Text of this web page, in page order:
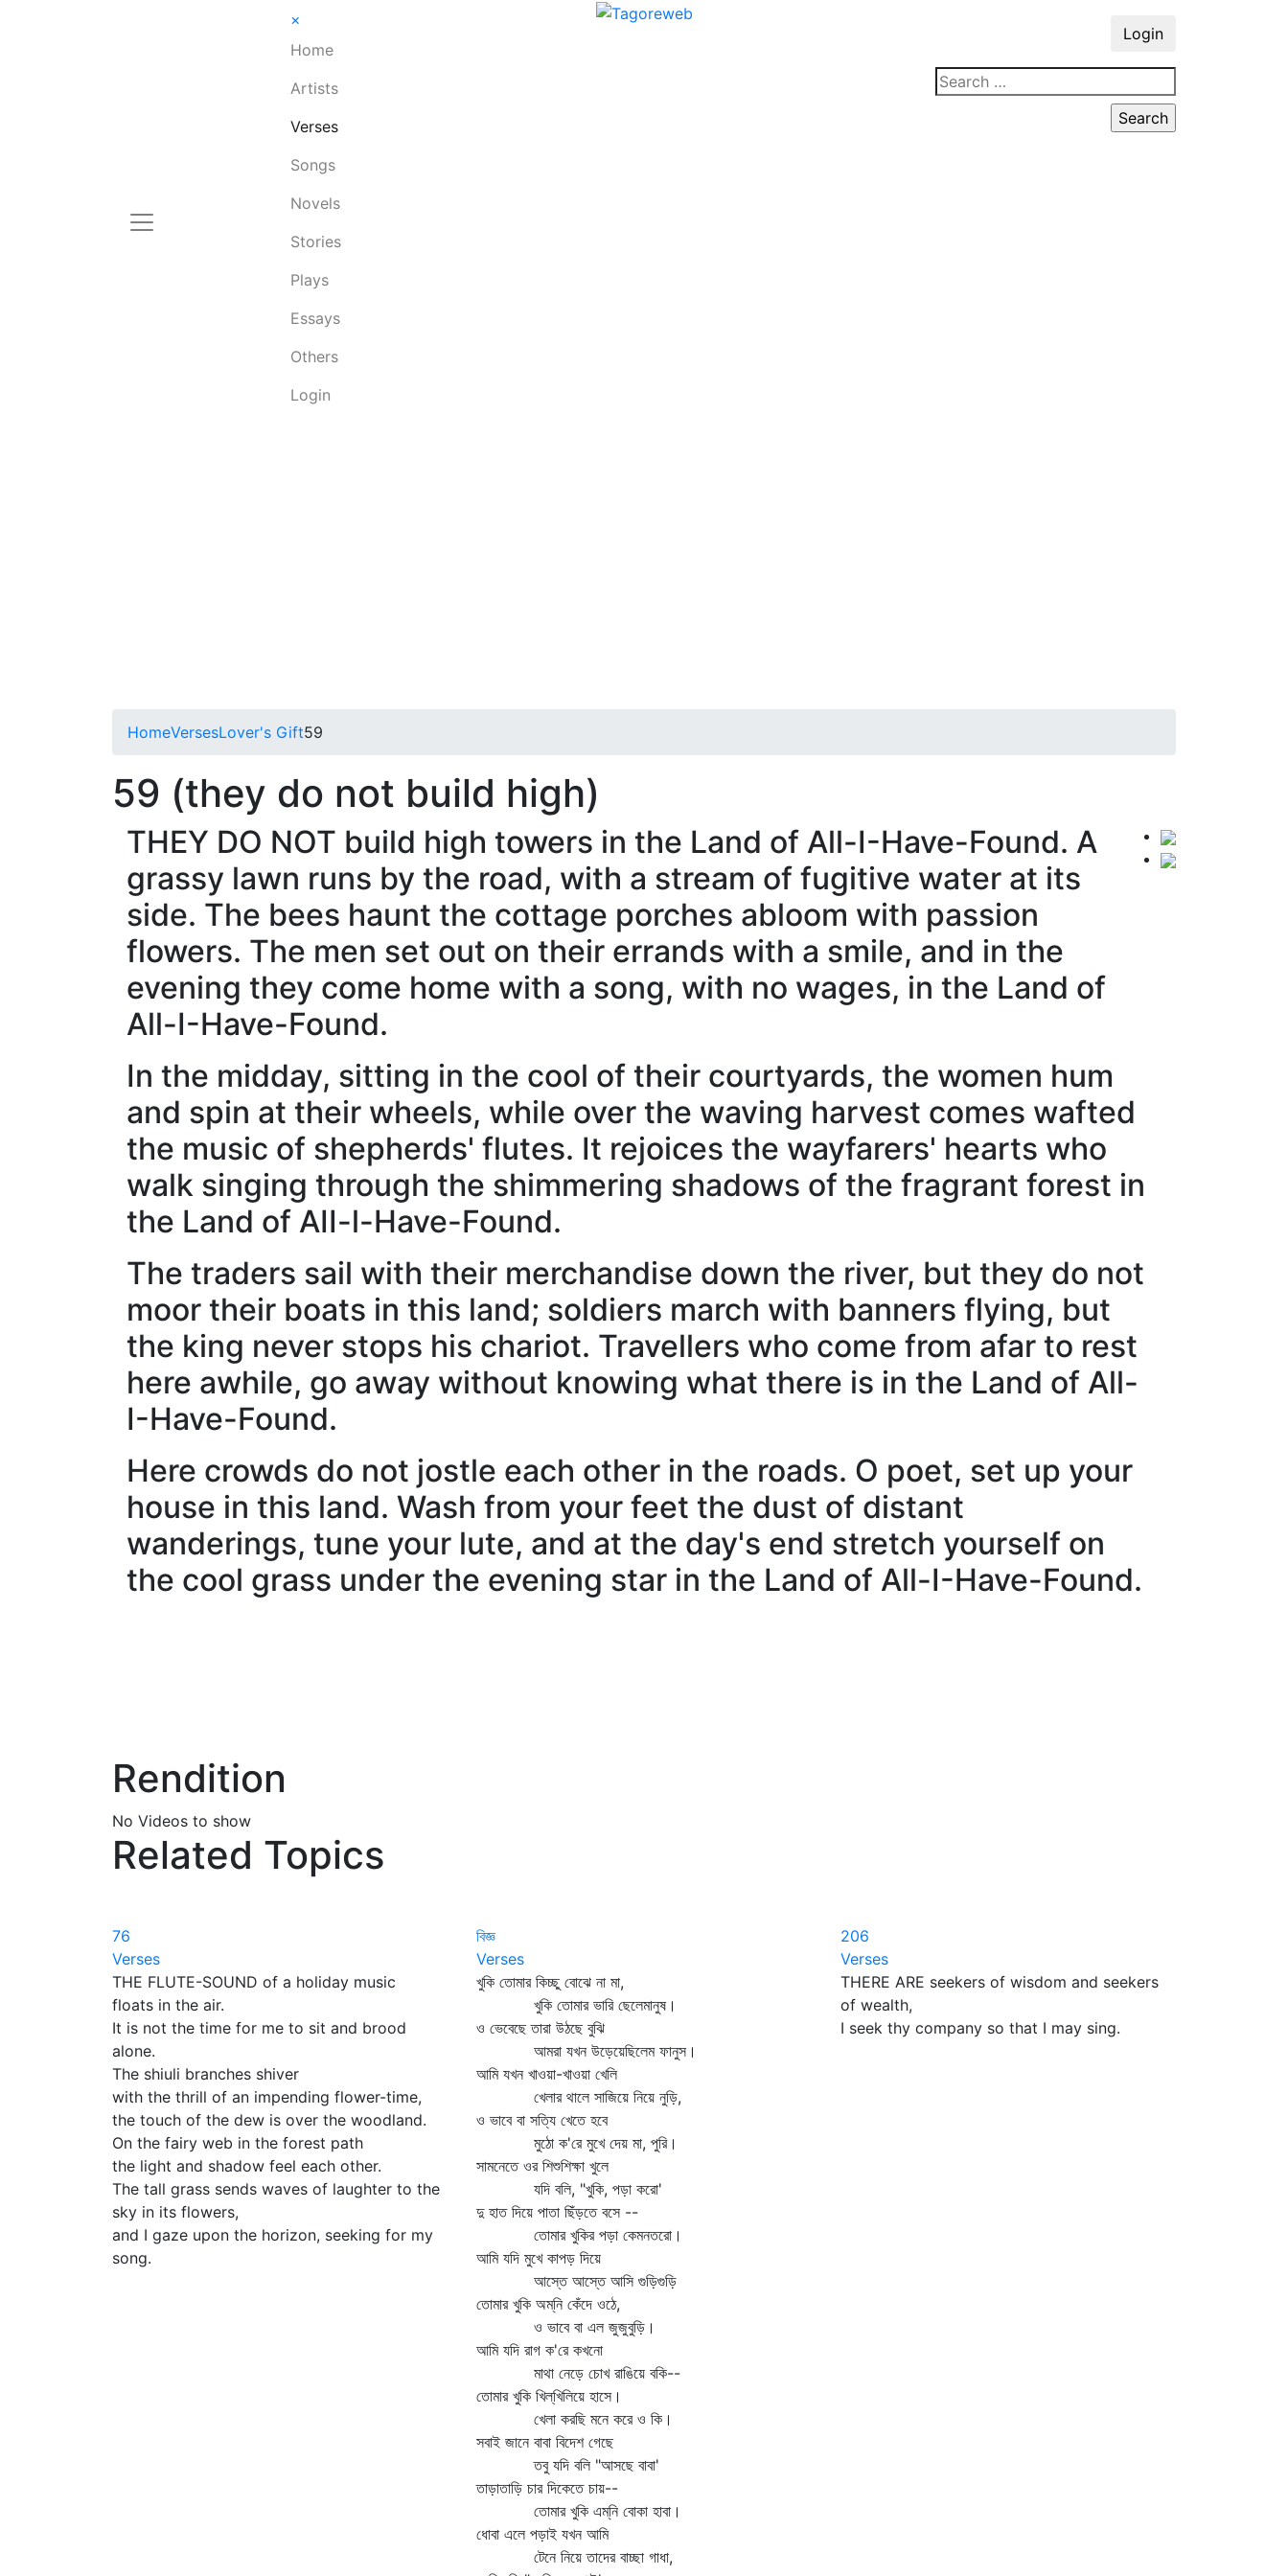
×
Home
Artists
Verses
Songs
Novels
Stories
Plays
Essays
Others
Login
Login
HomeVersesLover's Gift59
59 (they do not build high)
THEY DO NOT build high towers in the Land of All-I-Have-Found. A
grassy lawn runs by the road, with a stream of fugitive water at its
side. The bees haunt the cottage porches abloom with passion
flowers. The men set out on their errands with a smile, and in the
evening they come home with a song, with no wages, in the Land of
All-I-Have-Found.
In the midday, sitting in the cool of their courtyards, the women hum
and spin at their wheels, while over the waving harvest comes wafted
the music of shepherds' flutes. It rejoices the wayfarers' hearts who
walk singing through the shimmering shadows of the fragrant forest in
the Land of AII-l-Have-Found.
The traders sail with their merchandise down the river, but they do not
moor their boats in this land; soldiers march with banners flying, but
the king never stops his chariot. Travellers who come from afar to rest
here awhile, go away without knowing what there is in the Land of All-
I-Have-Found.
Here crowds do not jostle each other in the roads. O poet, set up your
house in this land. Wash from your feet the dust of distant
wanderings, tune your lute, and at the day's end stretch yourself on
the cool grass under the evening star in the Land of All-I-Have-Found.
Rendition
No Videos to show
Related Topics
76
Verses
THE FLUTE-SOUND of a holiday music
floats in the air.
It is not the time for me to sit and brood
alone.
The shiuli branches shiver
with the thrill of an impending flower-time,
the touch of the dew is over the woodland.
On the fairy web in the forest path
the light and shadow feel each other.
The tall grass sends waves of laughter to the
sky in its flowers,
and I gaze upon the horizon, seeking for my
song.
বিজ্ঞ
Verses
খুকি তোমার কিচ্ছু বোঝে না মা,
খুকি তোমার ভারি ছেলেমানুষ।
ও ভেবেছে তারা উঠছে বুঝি
আমরা যখন উড়েয়েছিলেম ফানুস।
আমি যখন খাওয়া-খাওয়া খেলি
খেলার থালে সাজিয়ে নিয়ে নুড়ি,
ও ভাবে বা সত্যি খেতে হবে
মুঠো ক'রে মুখে দেয় মা, পুরি।
সামনেতে ওর শিশুশিক্ষা খুলে
যদি বলি, "খুকি, পড়া করো'
দু হাত দিয়ে পাতা ছিঁড়তে বসে --
তোমার খুকির পড়া কেমনতরো।
আমি যদি মুখে কাপড় দিয়ে
আস্তে আস্তে আসি গুড়িগুড়ি
তোমার খুকি অম্‌নি কেঁদে ওঠে,
ও ভাবে বা এল জুজুবুড়ি।
আমি যদি রাগ ক'রে কখনো
মাথা নেড়ে চোখ রাঙিয়ে বকি--
তোমার খুকি খিল্‌খিলিয়ে হাসে।
খেলা করছি মনে করে ও কি।
সবাই জানে বাবা বিদেশ গেছে
তবু যদি বলি "আসছে বাবা'
তাড়াতাড়ি চার দিকেতে চায়--
তোমার খুকি এম্‌নি বোকা হাবা।
ধোবা এলে পড়াই যখন আমি
টেনে নিয়ে তাদের বাচ্ছা গাধা,
206
Verses
THERE ARE seekers of wisdom and seekers
of wealth,
I seek thy company so that I may sing.